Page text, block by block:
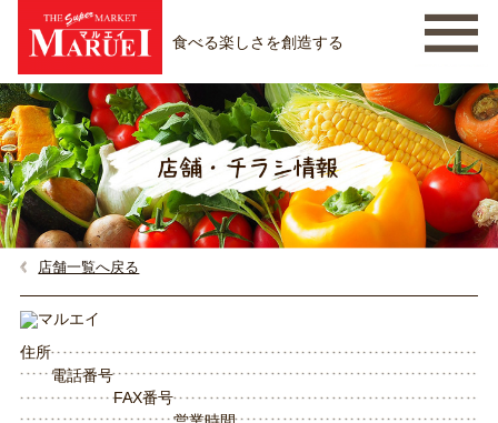
食べる楽しさを創造する
店舗一覧へ戻る
住所
電話番号
FAX番号